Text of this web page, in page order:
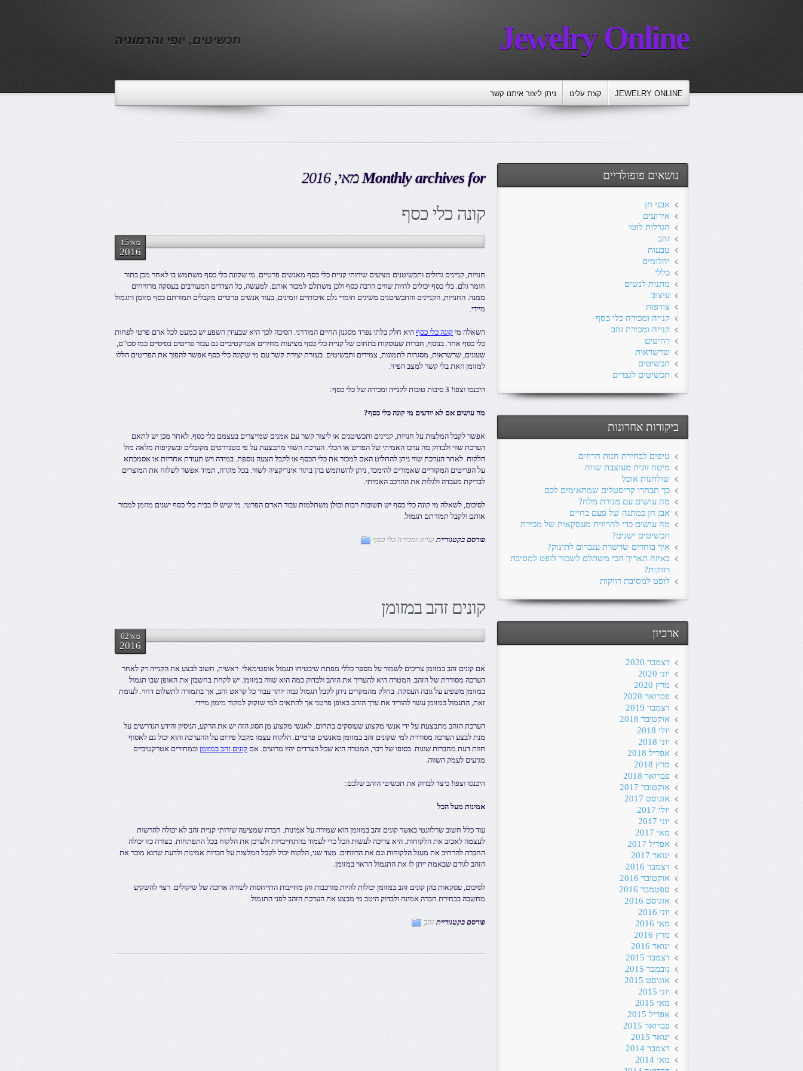
Jewelry Online תכשיטים, יופי והרמוניה
JEWELRY ONLINE קצת עלינו ניתן ליצור איתנו קשר
Monthly archives for מאי, 2016
קונה כלי כסף
מאי15
2016
חנויות, קניינים גדולים ותכשיטנים מציעים שירותי קניית כלי כסף מאנשים פרטיים. מי שקונה כלי כסף משתמש בו לאחר מכן בתור
חומר גלם. כלי כסף יכולים להיות שווים הרבה כסף ולכן משתלם למכור אותם. למעשה, כל הצדדים המעורבים בעסקה מרוויחים
ממנה. החנויות, הקניינים והתכשיטנים משיגים חומרי גלם איכותיים וזמינים, בעוד אנשים פרטיים מקבלים תמורתם כסף מזומן ותגמול
מיידי.
השאלה מי קונה כלי כסף היא חלק בלתי נפרד מסגנון החיים המודרני. הסיבה לכך היא שבעידן השפע יש כמעט לכל אדם פרטי לפחות
כלי כסף אחד. בנוסף, חברות שעוסקות בתחום של קניית כלי כסף מציעות מחירים אטרקטיביים גם עבור פריטים בסיסיים כמו סכו"ם,
שעונים, שרשראות, מסגרות לתמונות, צמידים ותכשיטים. בעזרת יצירת קשר עם מי שקונה כלי כסף אפשר להפוך את הפריטים הללו
למזומן וזאת בלי קשר למצב הפיזי.
היכנסו וצפו! 3 סיבות טובות לקנייה ומכירה של כלי כסף:
מה עושים אם לא יודעים מי קונה כלי כסף?
אפשר לקבל המלצות על חנויות, קניינים ותכשיטנים או ליצור קשר עם אמנים שמייצרים בעצמם כלי כסף. לאחר מכן יש לתאם
הערכת שווי ולבדוק מה ערכו האמיתי של הפריט או הכלי. הערכת השווי מתבצעת על פי סטנדרטים מקובלים ובשקיפות מלאה מול
הלקוח. לאחר הערכת שווי ניתן להחליט האם למכור את כלי הכסף או לקבל הצעה נוספת. במידה ויש תעודת אחריות או אסמכתא
על הפריטים המקוריים שאמורים להימכר, ניתן להשתמש בהן בתור אינדיקציה לשווי. בכל מקרה, תמיד אפשר לשלוח את המוצרים
לבדיקת מעבדה ולגלות את ההרכב האמיתי.
לסיכום, לשאלה מי קונה כלי כסף יש תשובות רבות וכולן משתלמות עבור האדם הפרטי. מי שיש לו בבית כלי כסף ישנים מוזמן למכור
אותם ולקבל תמורתם תגמול.
פורסם בקטגוריית קנייה ומכירה כלי כסף
קונים זהב במזומן
מאי02
2016
אם קונים זהב במזומן צריכים לשמור על מספר כללי מפתח שיבטיחו תגמול אופטימאלי. ראשית, חשוב לבצע את הקנייה רק לאחר
הערכה מסודרת של הזהב. המטרה היא להעריך את הזהב ולבדוק כמה הוא שווה במזומן. יש לקחת בחשבון את האופן שבו תגמול
במזומן משפיע על גובה העסקה. בחלק מהמקרים ניתן לקבל תגמול גבוה יותר עבור כל קראט זהב, אך בתמורה לתשלום דחוי. לעומת
זאת, התגמול במזומן עשוי להוריד את ערך הזהב באופן פרטני אך להתאים למי שזקוק למקור מימון מיידי.
הערכת הזהב מתבצעת על ידי אנשי מקצוע שעוסקים בתחום. לאנשי מקצוע מן הסוג הזה יש את הרקע, הניסיון והידע הנדרשים על
מנת לבצע הערכה מסודרת למי שקונים זהב במזומן מאנשים פרטיים. הלקוח עצמו מקבל פירוט על ההערכה והוא יכול גם לאסוף
חוות דעת מחברות שונות. בסופו של דבר, המטרה היא שכל הצדדים יהיו מרוצים. אם קונים זהב במזומן ובמחירים אטרקטיביים
מגיעים לעמק השווה.
היכנסו וצפו! כיצד לבדוק את תכשיטי הזהב שלכם:
אמינות מעל הכל
עוד כלל חשוב שרלוונטי כאשר קונים זהב במזומן הוא שמירה על אמינות. חברה שמציעה שירותי קניית זהב לא יכולה להרשות
לעצמה לאכזב את הלקוחות. היא צריכה לעשות הכל כדי לעמוד בהתחייבויות ולעדכן את הלקוח בכל התפתחות. בצורה כזו יכולה
החברה להרחיב את מעגל הלקוחות וגם את הרווחים. מצד שני, הלקוח יכול לקבל המלצות על חברות אמינות ולדעת שהוא מוכר את
הזהב לגורם שבאמת ייתן לו את התגמול הראוי במזומן.
לסיכום, עסקאות בהן קונים זהב במזומן יכולות להיות מורכבות והן מחייבות התייחסות לשורה ארוכה של שיקולים. רצוי להשקיע
מחשבה בבחירת חברה אמינה ולבדוק היטב מי מבצע את הערכת הזהב לפני התגמול.
פורסם בקטגוריית זהב
נושאים פופולריים
אבני חן
אירועים
הגרלות לוטו
זהב
טבעות
יהלומים
כללי
מתנות לנשים
עיצוב
צורפות
קנייה ומכירה כלי כסף
קנייה ומכירת זהב
רהיטים
שרשראות
תכשיטים
תכשיטים לגברים
ביקורות אחרונות
טיפים לבחירת חנות חרוזים
מיטה זוגית מעוצבת שווה
שולחנות אוכל
כך תבחרו קריסטלים שמתאימים לכם
מה עושים עם מנורת מלח?
אבן חן כמתנה של פעם בחיים
מה עושים כדי להרוויח מעסקאות של מכירת
תכשיטים ישנים?
איך בוחרים שרשרת ענברים לתינוק?
באיזה תאריך הכי משתלם לשכור לופט למסיבת
רווקות?
לופט למסיבת רווקות
ארכיון
דצמבר 2020
יוני 2020
מרץ 2020
פברואר 2020
דצמבר 2019
אוקטובר 2018
יולי 2018
יוני 2018
אפריל 2018
מרץ 2018
פברואר 2018
אוקטובר 2017
אוגוסט 2017
יולי 2017
יוני 2017
מאי 2017
אפריל 2017
ינואר 2017
דצמבר 2016
אוקטובר 2016
ספטמבר 2016
אוגוסט 2016
יוני 2016
מאי 2016
מרץ 2016
ינואר 2016
דצמבר 2015
נובמבר 2015
אוגוסט 2015
יוני 2015
מאי 2015
אפריל 2015
פברואר 2015
ינואר 2015
דצמבר 2014
מאי 2014